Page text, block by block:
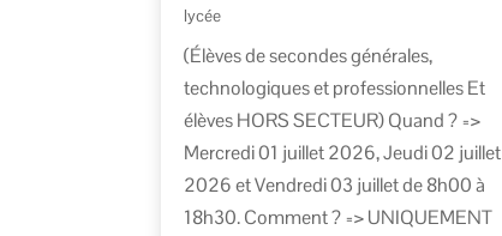
lycée
(Élèves de secondes générales,
technologiques et professionnelles Et
élèves HORS SECTEUR) Quand ? =>
Mercredi 01 juillet 2026, Jeudi 02 juillet
2026 et Vendredi 03 juillet de 8h00 à
18h30. Comment ? => UNIQUEMENT